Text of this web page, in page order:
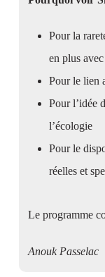
Pour la
en plus
Pour le lien
Pour l’idée
l’écologie
Pour le
réelles et
Le programme
Anouk Passelac